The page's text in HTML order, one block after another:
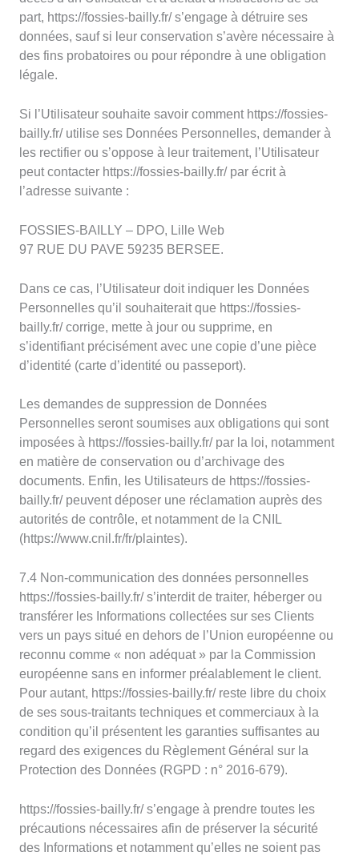
part, https://fossies-bailly.fr/ s’engage à détruire ses
données, sauf si leur conservation s’avère nécessaire à
des fins probatoires ou pour répondre à une obligation
légale.
Si l’Utilisateur souhaite savoir comment https://fossies-
bailly.fr/ utilise ses Données Personnelles, demander à
les rectifier ou s’oppose à leur traitement, l’Utilisateur
peut contacter https://fossies-bailly.fr/ par écrit à
l’adresse suivante :
FOSSIES-BAILLY – DPO, Lille Web
97 RUE DU PAVE 59235 BERSEE.
Dans ce cas, l’Utilisateur doit indiquer les Données
Personnelles qu’il souhaiterait que https://fossies-
bailly.fr/ corrige, mette à jour ou supprime, en
s’identifiant précisément avec une copie d’une pièce
d’identité (carte d’identité ou passeport).
Les demandes de suppression de Données
Personnelles seront soumises aux obligations qui sont
imposées à https://fossies-bailly.fr/ par la loi, notamment
en matière de conservation ou d’archivage des
documents. Enfin, les Utilisateurs de https://fossies-
bailly.fr/ peuvent déposer une réclamation auprès des
autorités de contrôle, et notamment de la CNIL
(https://www.cnil.fr/fr/plaintes).
7.4 Non-communication des données personnelles
https://fossies-bailly.fr/ s’interdit de traiter, héberger ou
transférer les Informations collectées sur ses Clients
vers un pays situé en dehors de l’Union européenne ou
reconnu comme « non adéquat » par la Commission
européenne sans en informer préalablement le client.
Pour autant, https://fossies-bailly.fr/ reste libre du choix
de ses sous-traitants techniques et commerciaux à la
condition qu’il présentent les garanties suffisantes au
regard des exigences du Règlement Général sur la
Protection des Données (RGPD : n° 2016-679).
https://fossies-bailly.fr/ s’engage à prendre toutes les
précautions nécessaires afin de préserver la sécurité
des Informations et notamment qu’elles ne soient pas